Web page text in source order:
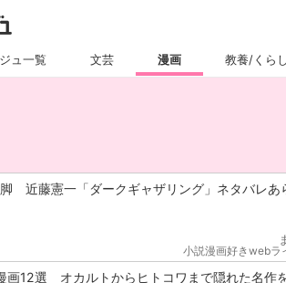
ュ一覧 文芸 漫画 教養/くらし
近藤憲一「ダークギャザリング」ネタバレあ
小説漫画好きwebラ
画12選 オカルトからヒトコワまで隠れた名作